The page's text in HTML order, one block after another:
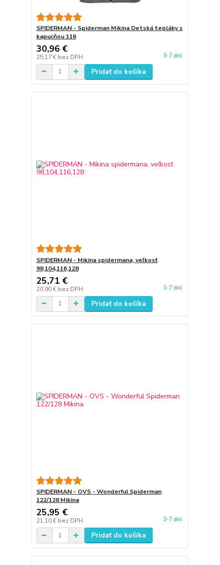
SPIDERMAN - Spiderman Mikina Detská tepláky s
kapucňou 116
30,96 €
25,17 € bez DPH 3-7 dní
Pridať do košíka
SPIDERMAN - Mikina spidermana, veľkosť
98,104,116,128
25,71 €
20,90 € bez DPH 3-7 dní
Pridať do košíka
SPIDERMAN - OVS - Wonderful Spiderman
122/128 Mikina
25,95 €
21,10 € bez DPH 3-7 dní
Pridať do košíka